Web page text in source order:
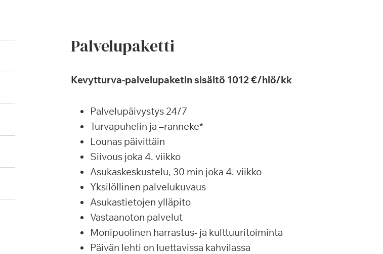
Palvelupaketti
Kevytturva-palvelupaketin sisältö 1012 €/hlö/kk
Palvelupäivystys 24/7
Turvapuhelin ja –ranneke*
Lounas päivittäin
Siivous joka 4. viikko
Asukaskeskustelu, 30 min joka 4. viikko
Yksilöllinen palvelukuvaus
Asukastietojen ylläpito
Vastaanoton palvelut
Monipuolinen harrastus- ja kulttuuritoiminta
Päivän lehti on luettavissa kahvilassa